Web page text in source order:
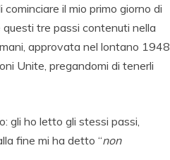
il mio primo giorno di
tre passi contenuti nella
approvata nel lontano 1948
Unite, pregandomi di tenerli
gli ho letto gli stessi passi,
fine mi ha detto “non